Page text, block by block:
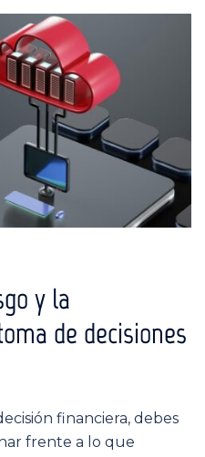
y la
de decisiones
financiera, debes
frente a lo que